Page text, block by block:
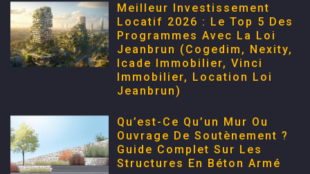
Meilleur Investissement
Locatif 2026 : Le Top 5 Des
Programmes Avec La Loi
Jeanbrun (Cogedim, Nexity,
Icade Immobilier, Vinci
Immobilier, Location Loi
Jeanbrun)
Qu’est-Ce Qu’un Mur Ou
Ouvrage De Soutènement ?
Guide Complet Sur Les
Structures En Béton Armé